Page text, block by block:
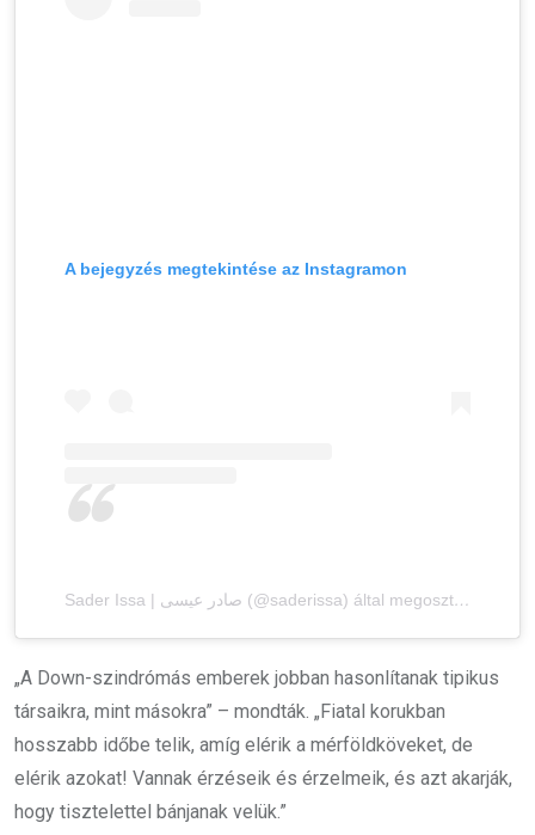
A bejegyzés megtekintése az Instagramon
Sader Issa | صادر عيسى (@saderissa) által megosztott bejegyzés
„A Down-szindrómás emberek jobban hasonlítanak tipikus
társaikra, mint másokra” – mondták. „Fiatal korukban
hosszabb időbe telik, amíg elérik a mérföldköveket, de
elérik azokat! Vannak érzéseik és érzelmeik, és azt akarják,
hogy tisztelettel bánjanak velük.”